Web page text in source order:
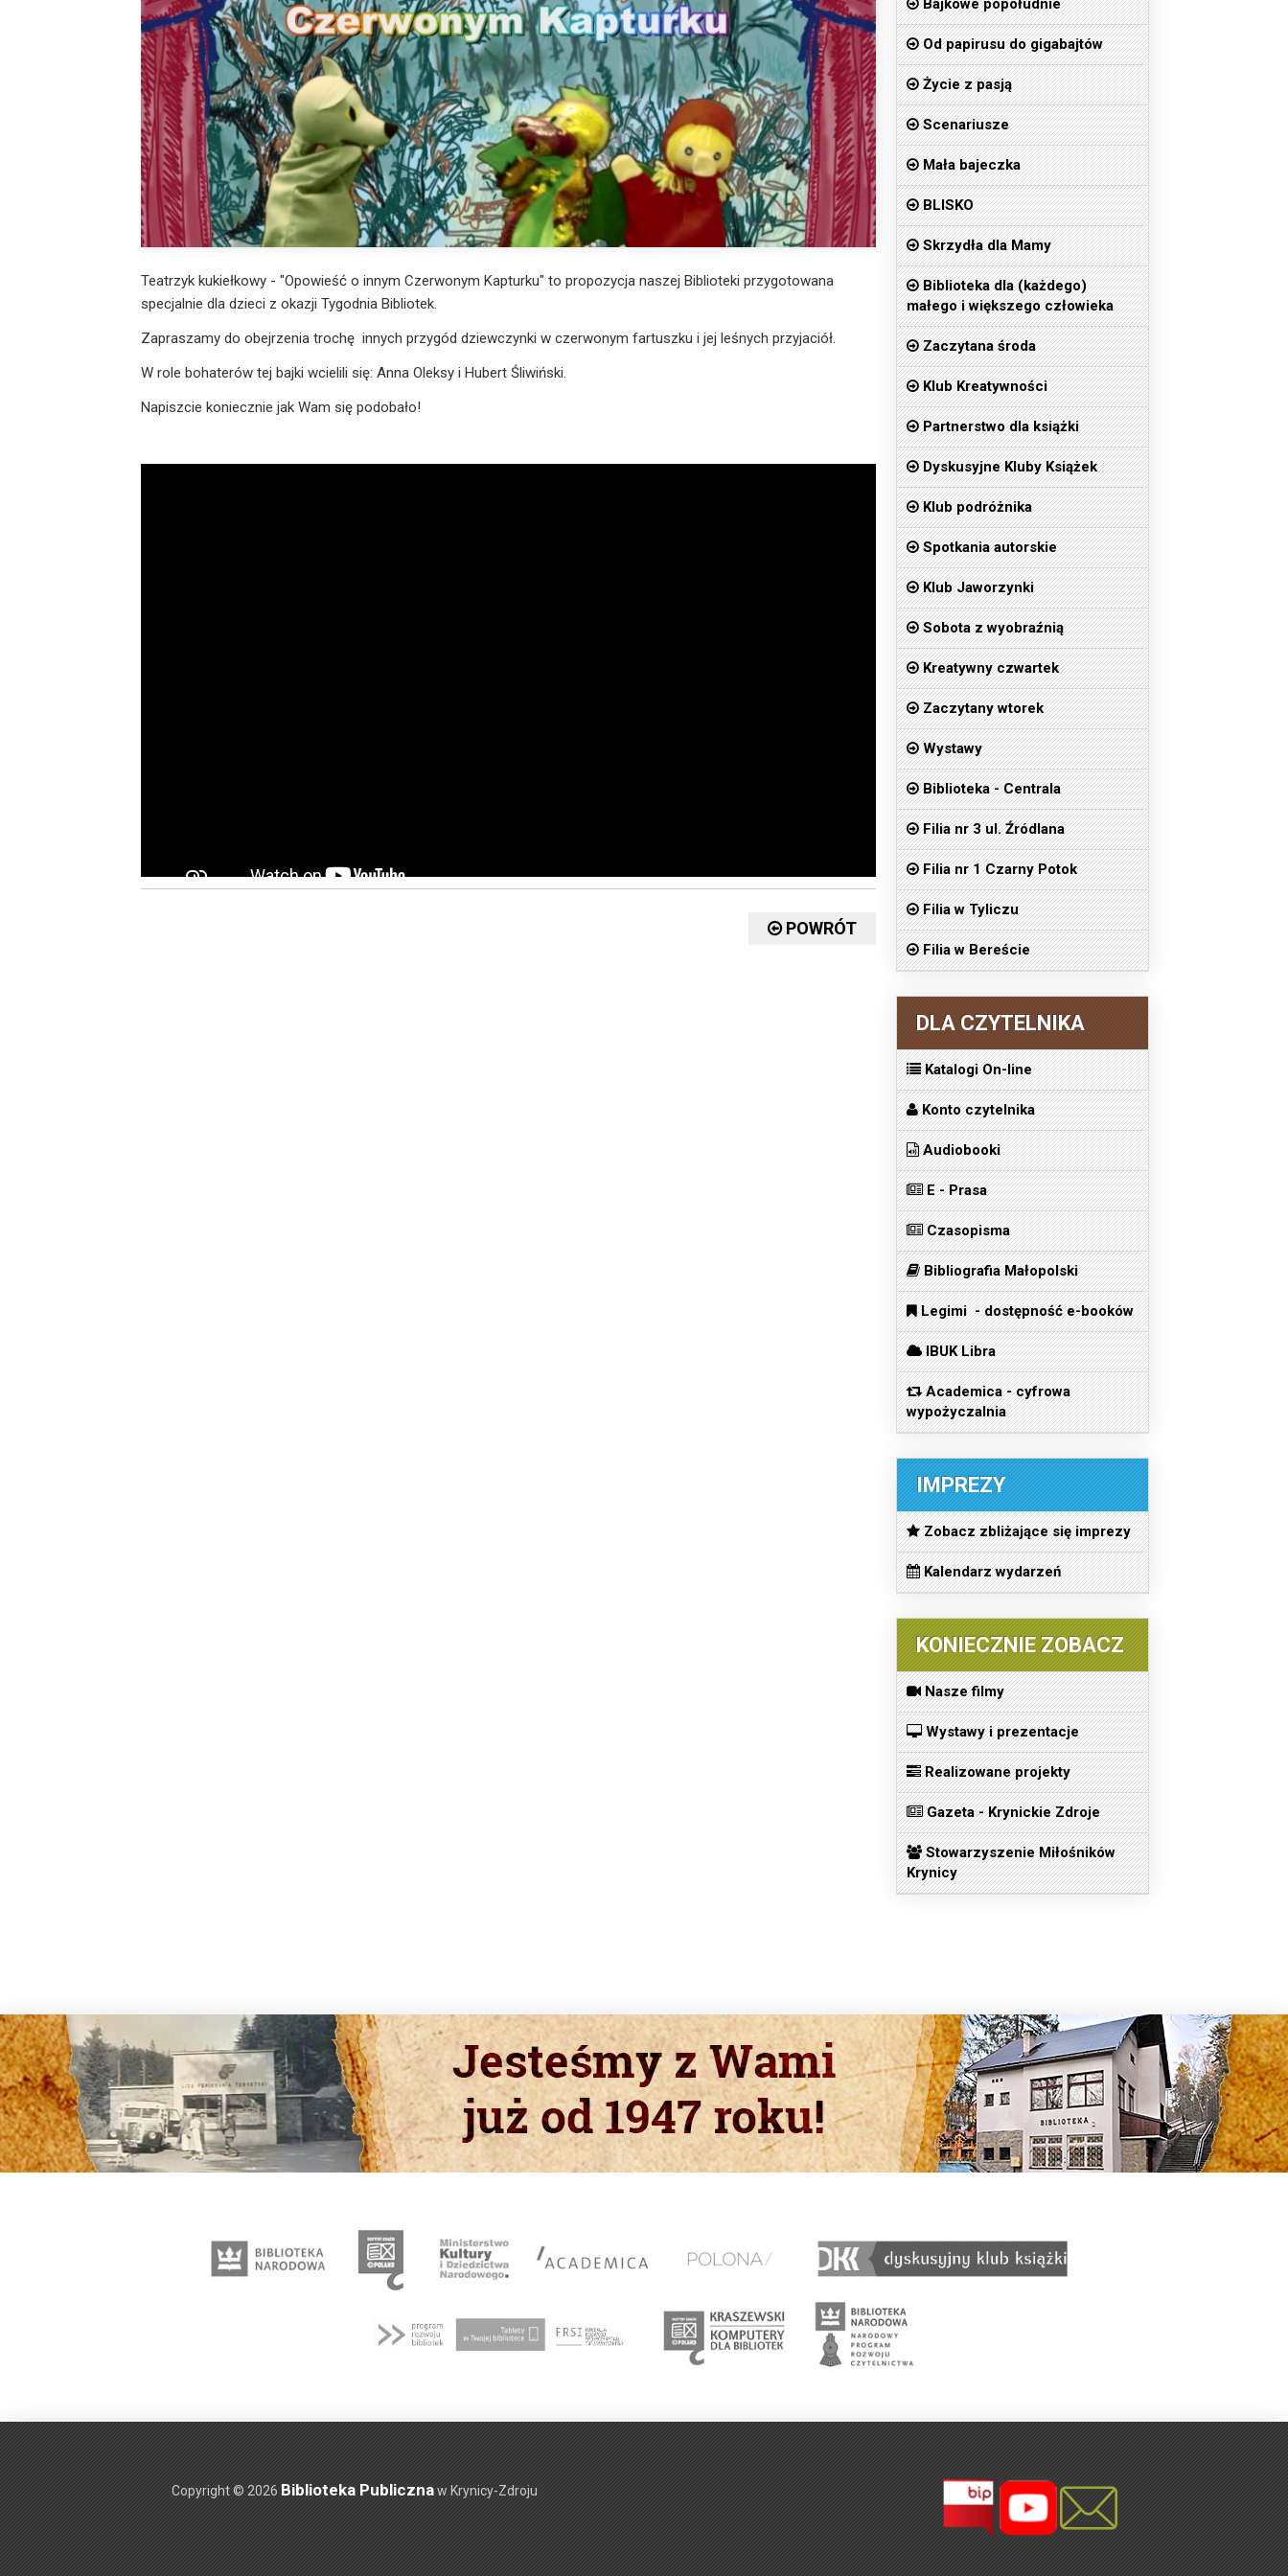
Teatrzyk kukiełkowy - "Opowieść o innym Czerwonym Kapturku" to propozycja naszej Biblioteki przygotowana
specjalnie dla dzieci z okazji Tygodnia Bibliotek.
Zapraszamy do obejrzenia trochę innych przygód dziewczynki w czerwonym fartuszku i jej leśnych przyjaciół.
W role bohaterów tej bajki wcielili się: Anna Oleksy i Hubert Śliwiński.
Napiszcie koniecznie jak Wam się podobało!
POWRÓT
Bajkowe popołudnie
Od papirusu do gigabajtów
Życie z pasją
Scenariusze
Mała bajeczka
BLISKO
Skrzydła dla Mamy
Biblioteka dla (każdego)
małego i większego człowieka
Zaczytana środa
Klub Kreatywności
Partnerstwo dla książki
Dyskusyjne Kluby Książek
Klub podróżnika
Spotkania autorskie
Klub Jaworzynki
Sobota z wyobraźnią
Kreatywny czwartek
Zaczytany wtorek
Wystawy
Biblioteka - Centrala
Filia nr 3 ul. Źródlana
Filia nr 1 Czarny Potok
Filia w Tyliczu
Filia w Bereście
DLA CZYTELNIKA
Katalogi On-line
Konto czytelnika
Audiobooki
E - Prasa
Czasopisma
Bibliografia Małopolski
Legimi - dostępność e-booków
IBUK Libra
Academica - cyfrowa
wypożyczalnia
IMPREZY
Zobacz zbliżające się imprezy
Kalendarz wydarzeń
KONIECZNIE ZOBACZ
Nasze filmy
Wystawy i prezentacje
Realizowane projekty
Gazeta - Krynickie Zdroje
Stowarzyszenie Miłośników
Krynicy
Copyright © 2026 Biblioteka Publicznaw Krynicy-Zdroju